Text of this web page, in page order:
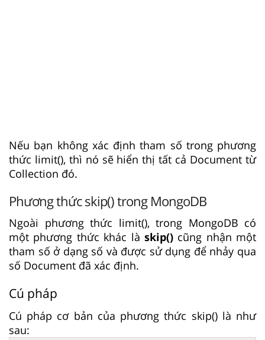
Nếu bạn không xác định tham số trong phương
thức limit(), thì nó sẽ hiển thị tất cả Document từ
Collection đó.
Phương thức skip() trong MongoDB
Ngoài phương thức limit(), trong MongoDB có
một phương thức khác là skip()cũng nhận một
tham số ở dạng số và được sử dụng để nhảy qua
số Document đã xác định.
Cú pháp
Cú pháp cơ bản của phương thức skip() là như
sau: